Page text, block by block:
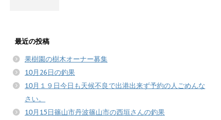
最近の投稿
果樹園の樹木オーナー募集
10月26日の釣果
10月１９日今日も天候不良で出港出来ず予約の人ごめんな
さい。
10月15日篠山市丹波篠山市の西垣さんの釣果